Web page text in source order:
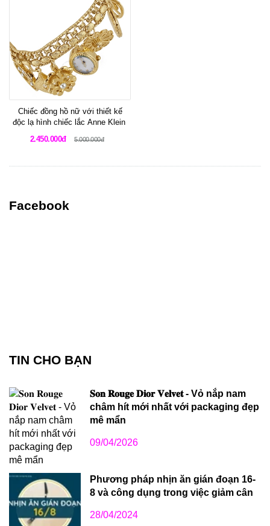
Chiếc đồng hồ nữ với thiết kế
độc lạ hình chiếc lắc Anne Klein
2.450.000đ
5.000.000đ
Facebook
TIN CHO BẠN
𝐒𝐨𝐧 𝐑𝐨𝐮𝐠𝐞 𝐃𝐢𝐨𝐫 𝐕𝐞𝐥𝐯𝐞𝐭 - Vỏ nắp nam
châm hít mới nhất với packaging đẹp
mê mẩn
09/04/2026
Phương pháp nhịn ăn gián đoạn 16-
8 và công dụng trong việc giảm cân
28/04/2024